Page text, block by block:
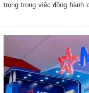
trọng trong việc đồng hành